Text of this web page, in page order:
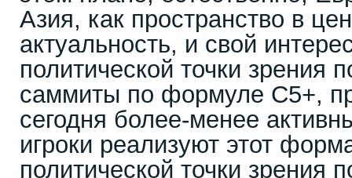
Азия, как пространство в
актуальность, и свой
политической точки зрения
саммиты по формуле С5+,
сегодня более-менее
игроки реализуют этот
политической точки зрения